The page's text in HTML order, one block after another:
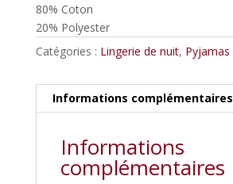
80% Coton
20% Polyester
Catégories : Lingerie de nuit, Pyjamas
Informations complémentaires
Informations
complémentaires